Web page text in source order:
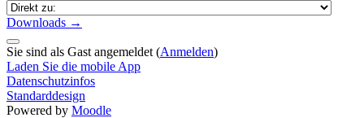
Downloads →
Sie sind als Gast angemeldet (Anmelden)
Laden Sie die mobile App
Datenschutzinfos
Standarddesign
Powered by Moodle